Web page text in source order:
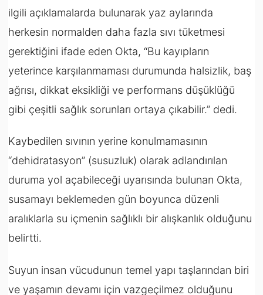
ilgili açıklamalarda bulunarak yaz aylarında
herkesin normalden daha fazla sıvı tüketmesi
gerektiğini ifade eden Okta, “Bu kayıpların
yeterince karşılanmaması durumunda halsizlik, baş
ağrısı, dikkat eksikliği ve performans düşüklüğü
gibi çeşitli sağlık sorunları ortaya çıkabilir.” dedi.
Kaybedilen sıvının yerine konulmamasının
“dehidratasyon” (susuzluk) olarak adlandırılan
duruma yol açabileceği uyarısında bulunan Okta,
susamayı beklemeden gün boyunca düzenli
aralıklarla su içmenin sağlıklı bir alışkanlık olduğunu
belirtti.
Suyun insan vücudunun temel yapı taşlarından biri
ve yaşamın devamı için vazgeçilmez olduğunu